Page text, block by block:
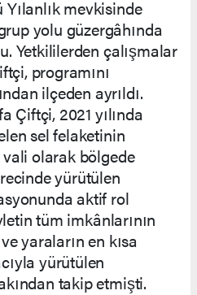
mevkisinde
yolu güzergâhında
Yetkililerden çalışmalar
programını
ilçeden ayrıldı.
Çiftçi, 2021 yılında
sel felaketinin
olarak bölgede
yürütülen
aktif rol
tüm imkânlarının
yaraların en kısa
yürütülen
takip etmişti.